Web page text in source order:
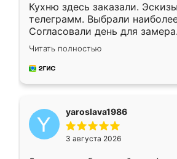
Кухню здесь заказали.
телеграмм. Выбрали
Согласовали день для
недели кухня была уже
довольны работой. Спасибо
мебель за качественную
Читать полностью
yaroslava1986
3 августа 2026